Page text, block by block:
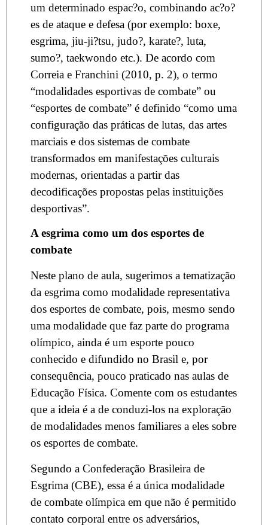
um determinado espac?o, combinando ac?o?
es de ataque e defesa (por exemplo: boxe,
esgrima, jiu-ji?tsu, judo?, karate?, luta,
sumo?, taekwondo etc.). De acordo com
Correia e Franchini (2010, p. 2), o termo
“modalidades esportivas de combate” ou
“esportes de combate” é definido “como uma
configuração das práticas de lutas, das artes
marciais e dos sistemas de combate
transformados em manifestações culturais
modernas, orientadas a partir das
decodificações propostas pelas instituições
desportivas”.
A esgrima como um dos esportes de
combate
Neste plano de aula, sugerimos a tematização
da esgrima como modalidade representativa
dos esportes de combate, pois, mesmo sendo
uma modalidade que faz parte do programa
olímpico, ainda é um esporte pouco
conhecido e difundido no Brasil e, por
consequência, pouco praticado nas aulas de
Educação Física. Comente com os estudantes
que a ideia é a de conduzi-los na exploração
de modalidades menos familiares a eles sobre
os esportes de combate.
Segundo a Confederação Brasileira de
Esgrima (CBE), essa é a única modalidade
de combate olímpica em que não é permitido
contato corporal entre os adversários,